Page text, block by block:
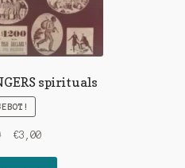
spirituals
Ursprünglicher
€3,00Aktueller